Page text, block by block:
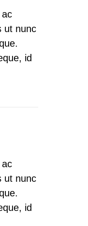
ut nunc
id
ut nunc
id